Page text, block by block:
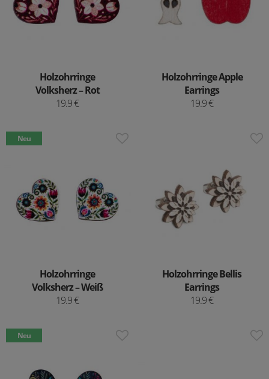
Holzohrringe
Volksherz – Rot
19.9 €
Holzohrringe Apple
Earrings
19.9 €
Neu
Holzohrringe
Volksherz – Weiß
19.9 €
Holzohrringe Bellis
Earrings
19.9 €
Neu